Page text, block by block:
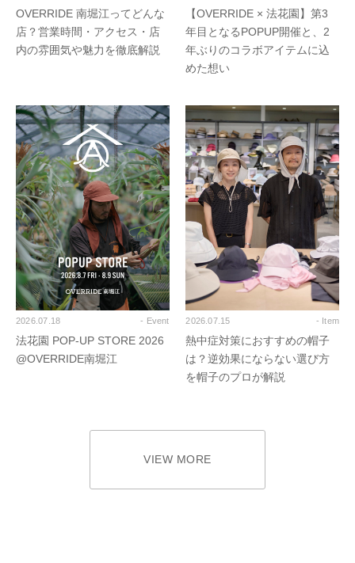
OVERRIDE 南堀江ってどんな
店？営業時間・アクセス・店
内の雰囲気や魅力を徹底解説
【OVERRIDE × 法花園】第3
年目となるPOPUP開催と、2
年ぶりのコラボアイテムに込
めた想い
2026.07.18 - Event
法花園 POP-UP STORE 2026
@OVERRIDE南堀江
2026.07.15 - Item
熱中症対策におすすめの帽子
は？逆効果にならない選び方
を帽子のプロが解説
VIEW MORE